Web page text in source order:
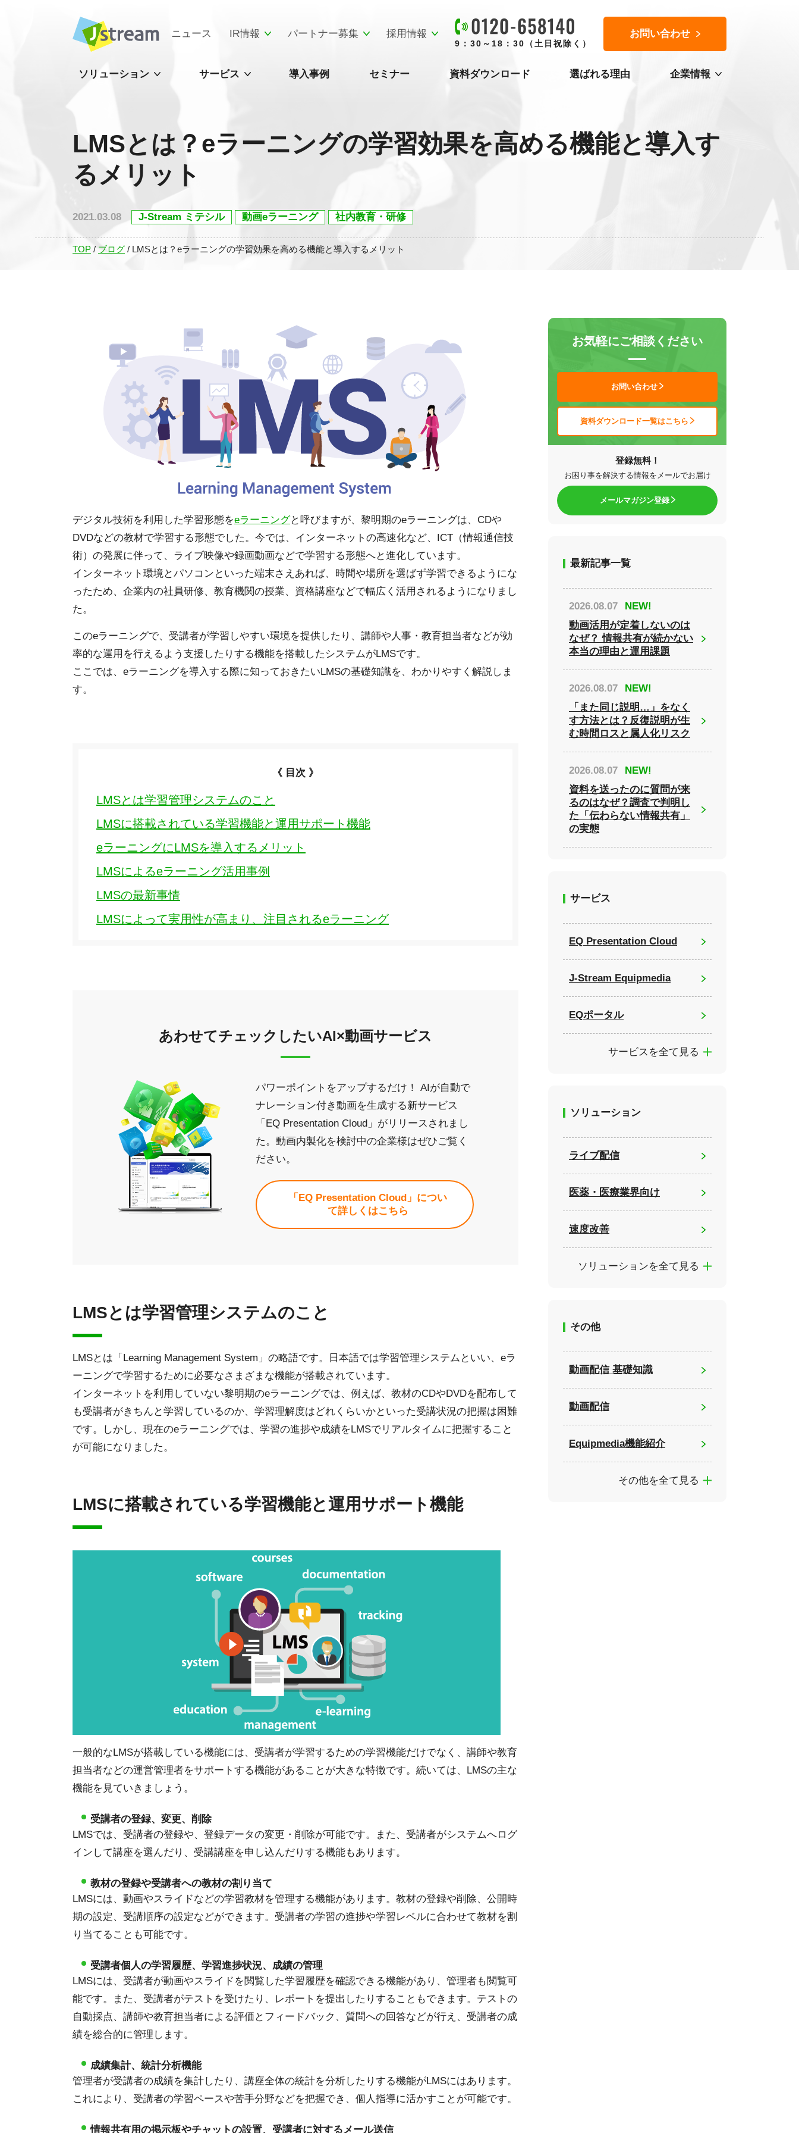
ニュース IR情報 パートナー募集 採用情報
9：30～18：30（土日祝除く）
お問い合わせ
ソリューション サービス 導入事例 セミナー 資料ダウンロード 選ばれる理由 企業情報
LMSとは？eラーニングの学習効果を高める機能と導入す
るメリット
2021.03.08 J-Stream ミテシル 動画eラーニング 社内教育・研修
TOP / ブログ / LMSとは？eラーニングの学習効果を高める機能と導入するメリット
デジタル技術を利用した学習形態をeラーニングと呼びますが、黎明期のeラーニングは、CDや
DVDなどの教材で学習する形態でした。今では、インターネットの高速化など、ICT（情報通信技
術）の発展に伴って、ライブ映像や録画動画などで学習する形態へと進化しています。
インターネット環境とパソコンといった端末さえあれば、時間や場所を選ばず学習できるようにな
ったため、企業内の社員研修、教育機関の授業、資格講座などで幅広く活用されるようになりまし
た。
このeラーニングで、受講者が学習しやすい環境を提供したり、講師や人事・教育担当者などが効
率的な運用を行えるよう支援したりする機能を搭載したシステムがLMSです。
ここでは、eラーニングを導入する際に知っておきたいLMSの基礎知識を、わかりやすく解説しま
す。
《 目次 》
LMSとは学習管理システムのこと
LMSに搭載されている学習機能と運用サポート機能
eラーニングにLMSを導入するメリット
LMSによるeラーニング活用事例
LMSの最新事情
LMSによって実用性が高まり、注目されるeラーニング
あわせてチェックしたいAI×動画サービス
パワーポイントをアップするだけ！ AIが自動で
ナレーション付き動画を生成する新サービス
「EQ Presentation Cloud」がリリースされまし
た。動画内製化を検討中の企業様はぜひご覧く
ださい。
「EQ Presentation Cloud」につい
て詳しくはこちら
LMSとは学習管理システムのこと
LMSとは「Learning Management System」の略語です。日本語では学習管理システムといい、eラ
ーニングで学習するために必要なさまざまな機能が搭載されています。
インターネットを利用していない黎明期のeラーニングでは、例えば、教材のCDやDVDを配布して
も受講者がきちんと学習しているのか、学習理解度はどれくらいかといった受講状況の把握は困難
です。しかし、現在のeラーニングでは、学習の進捗や成績をLMSでリアルタイムに把握すること
が可能になりました。
LMSに搭載されている学習機能と運用サポート機能
一般的なLMSが搭載している機能には、受講者が学習するための学習機能だけでなく、講師や教育
担当者などの運営管理者をサポートする機能があることが大きな特徴です。続いては、LMSの主な
機能を見ていきましょう。
受講者の登録、変更、削除
LMSでは、受講者の登録や、登録データの変更・削除が可能です。また、受講者がシステムへログ
インして講座を選んだり、受講講座を申し込んだりする機能もあります。
教材の登録や受講者への教材の割り当て
LMSには、動画やスライドなどの学習教材を管理する機能があります。教材の登録や削除、公開時
期の設定、受講順序の設定などができます。受講者の学習の進捗や学習レベルに合わせて教材を割
り当てることも可能です。
受講者個人の学習履歴、学習進捗状況、成績の管理
LMSには、受講者が動画やスライドを閲覧した学習履歴を確認できる機能があり、管理者も閲覧可
能です。また、受講者がテストを受けたり、レポートを提出したりすることもできます。テストの
自動採点、講師や教育担当者による評価とフィードバック、質問への回答などが行え、受講者の成
績を総合的に管理します。
成績集計、統計分析機能
管理者が受講者の成績を集計したり、講座全体の統計を分析したりする機能がLMSにはあります。
これにより、受講者の学習ペースや苦手分野などを把握でき、個人指導に活かすことが可能です。
情報共有用の掲示板やチャットの設置、受講者に対するメール送信
お気軽にご相談ください
お問い合わせ
資料ダウンロード一覧はこちら
登録無料！
お困り事を解決する情報をメールでお届け
メールマガジン登録
最新記事一覧
2026.08.07
NEW!
動画活用が定着しないのは
なぜ？ 情報共有が続かない
本当の理由と運用課題
2026.08.07
NEW!
「また同じ説明…」をなく
す方法とは？反復説明が生
む時間ロスと属人化リスク
2026.08.07
NEW!
資料を送ったのに質問が来
るのはなぜ？調査で判明し
た「伝わらない情報共有」
の実態
サービス
EQ Presentation Cloud
J-Stream Equipmedia
EQポータル
サービスを全て見る
ソリューション
ライブ配信
医薬・医療業界向け
速度改善
ソリューションを全て見る
その他
動画配信 基礎知識
動画配信
Equipmedia機能紹介
その他を全て見る